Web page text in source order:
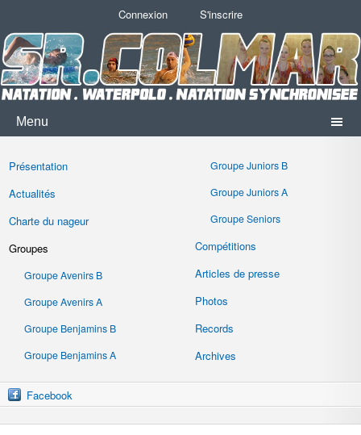
Connexion S'inscrire
Menu
Présentation
Actualités
Charte du nageur
Groupes
Groupe Avenirs B
Groupe Avenirs A
Groupe Benjamins B
Groupe Benjamins A
Groupe Juniors B
Groupe Juniors A
Groupe Seniors
Compétitions
Articles de presse
Photos
Records
Archives
Facebook